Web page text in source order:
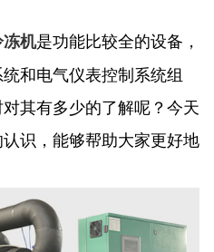
机是功能比较全的设备，
和电气仪表控制系统组
其有多少的了解呢？今天
识，能够帮助大家更好地